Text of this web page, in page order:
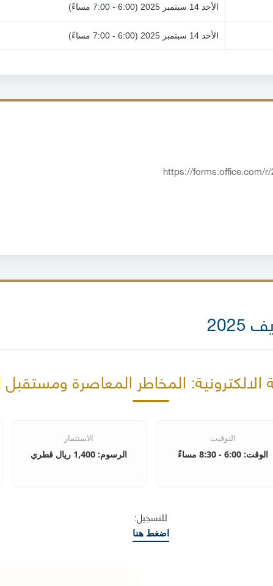
الأحد 14 سبتمبر 2025 (6:00 - 7:00 مساءً)
الأحد 14 سبتمبر 2025 (6:00 - 7:00 مساءً)
https://forms.office.com/
الالكترونية: المخاطر المعاصرة ومستقبل
التوقيت
الوقت: 6:00 - 8:30 مساءً
الاستثمار
الرسوم: 1,400 ريال قطري
للتسجيل:
اضغط هنا